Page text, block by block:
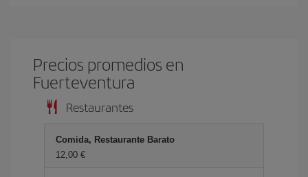
Precios promedios en
Fuerteventura
Restaurantes
Comida, Restaurante Barato
12,00 €